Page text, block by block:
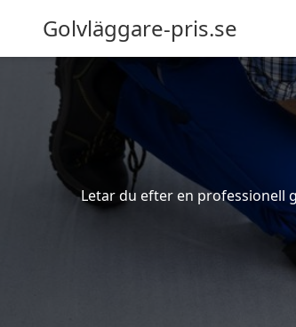
Golvläggare-pris.se
Letar du efter en professionell